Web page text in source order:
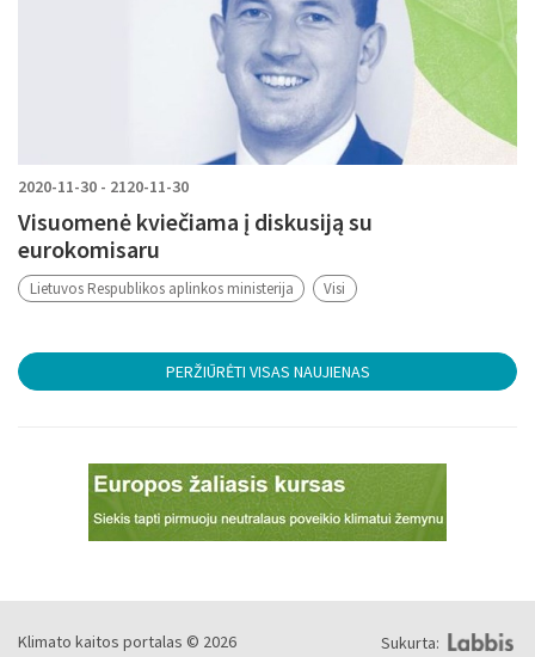
2020-11-30 - 2120-11-30
Visuomenė kviečiama į diskusiją su
eurokomisaru
Lietuvos Respublikos aplinkos ministerija Visi
PERŽIŪRĖTI VISAS NAUJIENAS
Klimato kaitos portalas © 2026 Sukurta: